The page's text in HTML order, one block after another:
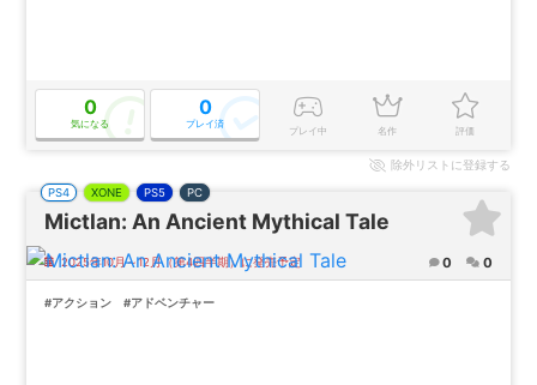
0
気になる
0
プレイ済
プレイ中 名作 評価
除外リストに登録する
Mictlan: An Ancient Mythical Tale
PS4 XONE PS5 PC
2025年10月～12月（第4四半期）に発売予定 0 0
#アクション #アドベンチャー